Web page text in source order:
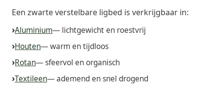
Een zwarte verstelbare ligbed is verkrijgbaar in:
Aluminium— lichtgewicht en roestvrij
Houten— warm en tijdloos
Rotan— sfeervol en organisch
Textileen— ademend en snel drogend